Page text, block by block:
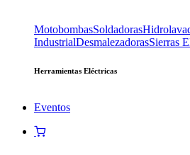
MotobombasSoldadoras
IndustrialDesmalezadorasSierras
Herramientas Eléctricas
Eventos